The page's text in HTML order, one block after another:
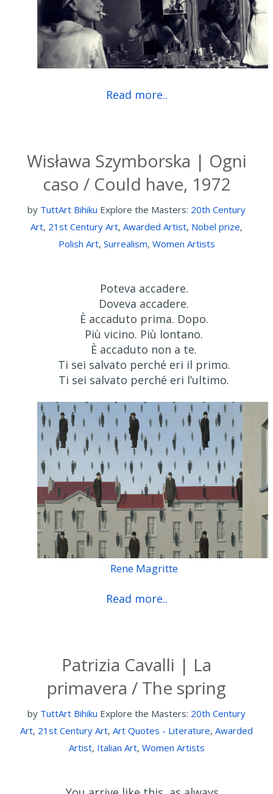
Read more..
Wisława Szymborska | Ogni
caso / Could have, 1972
by TuttArt Bihiku Explore the Masters: 20th Century
Art, 21st Century Art, Awarded Artist, Nobel prize,
Polish Art, Surrealism, Women Artists
Poteva accadere.
Doveva accadere.
È accaduto prima. Dopo.
Più vicino. Più lontano.
È accaduto non a te.
Ti sei salvato perché eri il primo.
Ti sei salvato perché eri l’ultimo.
Rene Magritte
Read more..
Patrizia Cavalli | La
primavera / The spring
by TuttArt Bihiku Explore the Masters: 20th Century
Art, 21st Century Art, Art Quotes - Literature, Awarded
Artist, Italian Art, Women Artists